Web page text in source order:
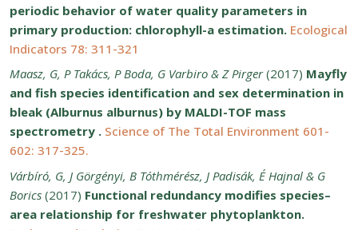
periodic behavior of water quality parameters in
primary production: chlorophyll-a estimation. Ecological
Indicators 78: 311-321
Maasz, G, P Takács, P Boda, G Varbiro & Z Pirger (2017) Mayfly
and fish species identification and sex determination in
bleak (Alburnus alburnus) by MALDI-TOF mass
spectrometry . Science of The Total Environment 601-
602: 317-325.
Várbíró, G, J Görgényi, B Tóthmérész, J Padisák, É Hajnal & G
Borics (2017) Functional redundancy modifies species–
area relationship for freshwater phytoplankton.